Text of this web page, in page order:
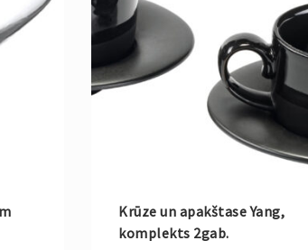
Krūze un apakštase Yang,
komplekts 2gab.